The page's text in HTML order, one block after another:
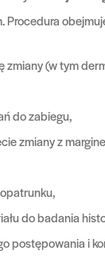
Procedura
zmiany (w tym
do zabiegu,
zmiany z
do badania
postępowania i